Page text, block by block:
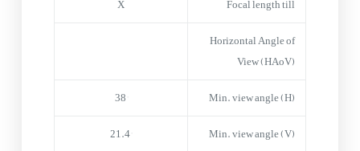
Focal length till
X
Horizontal Angle of
View (HAoV)
Min. view angle (H)
38°
Min. view angle (V)
21.4°